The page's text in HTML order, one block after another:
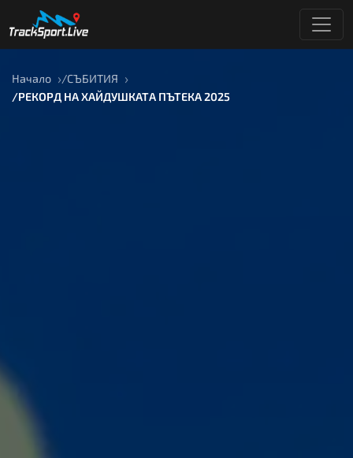
Начало
СЪБИТИЯ
РЕКОРД НА ХАЙДУШКАТА ПЪТЕКА 2025